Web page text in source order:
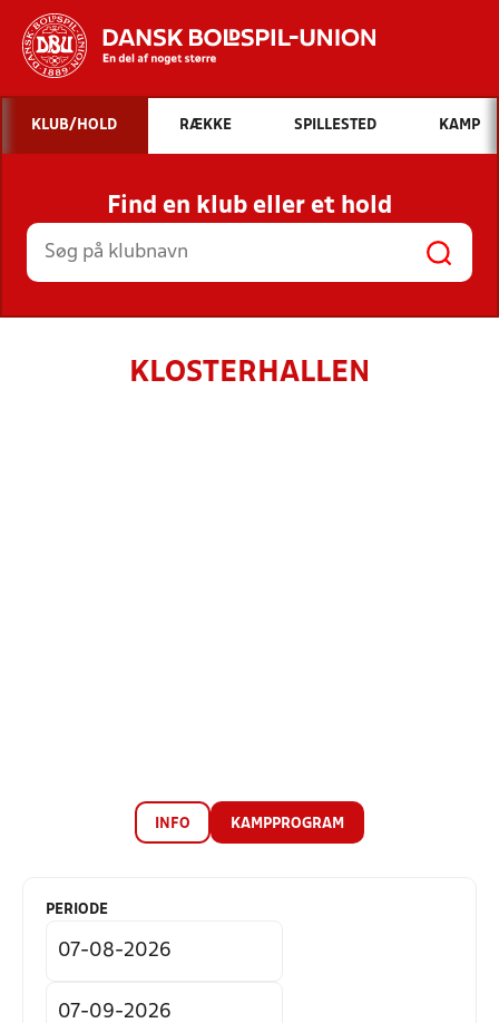
Hvad vil du søge efter?
INDHOLD OG NYHEDER
STILLINGER, RESULTATER, KLUBBER OG
HOLD
KLUB/HOLD RÆKKE SPILLESTED KAMP
Find en klub eller et hold
KLOSTERHALLEN
INFO KAMPPROGRAM
PERIODE